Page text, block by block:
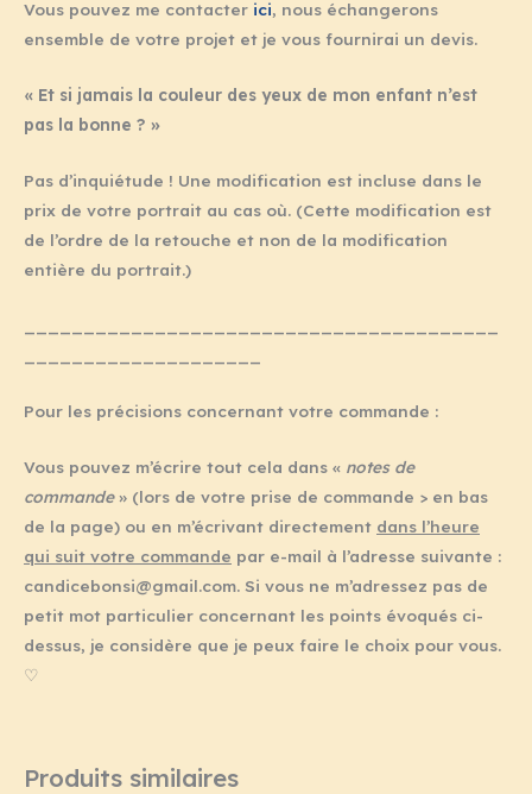
Vous pouvez me contacter ici, nous échangerons
ensemble de votre projet et je vous fournirai un devis.
« Et si jamais la couleur des yeux de mon enfant n’est
pas la bonne ? »
Pas d’inquiétude ! Une modification est incluse dans le
prix de votre portrait au cas où. (Cette modification est
de l’ordre de la retouche et non de la modification
entière du portrait.)
Pour les précisions concernant votre commande :
Vous pouvez m’écrire tout cela dans « notes de
commande» (lors de votre prise de commande > en bas
de la page) ou en m’écrivant directement dans l’heure
qui suit votre commande par e-mail à l’adresse suivante :
candicebonsi@gmail.com. Si vous ne m’adressez pas de
petit mot particulier concernant les points évoqués ci-
dessus, je considère que je peux faire le choix pour vous.
♡
Produits similaires